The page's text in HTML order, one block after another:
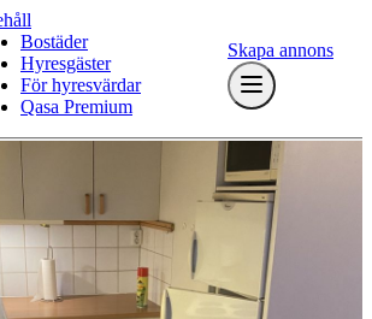
Bostäder
Hyresgäster
För hyresvärdar
Qasa Premium
Skapa annons